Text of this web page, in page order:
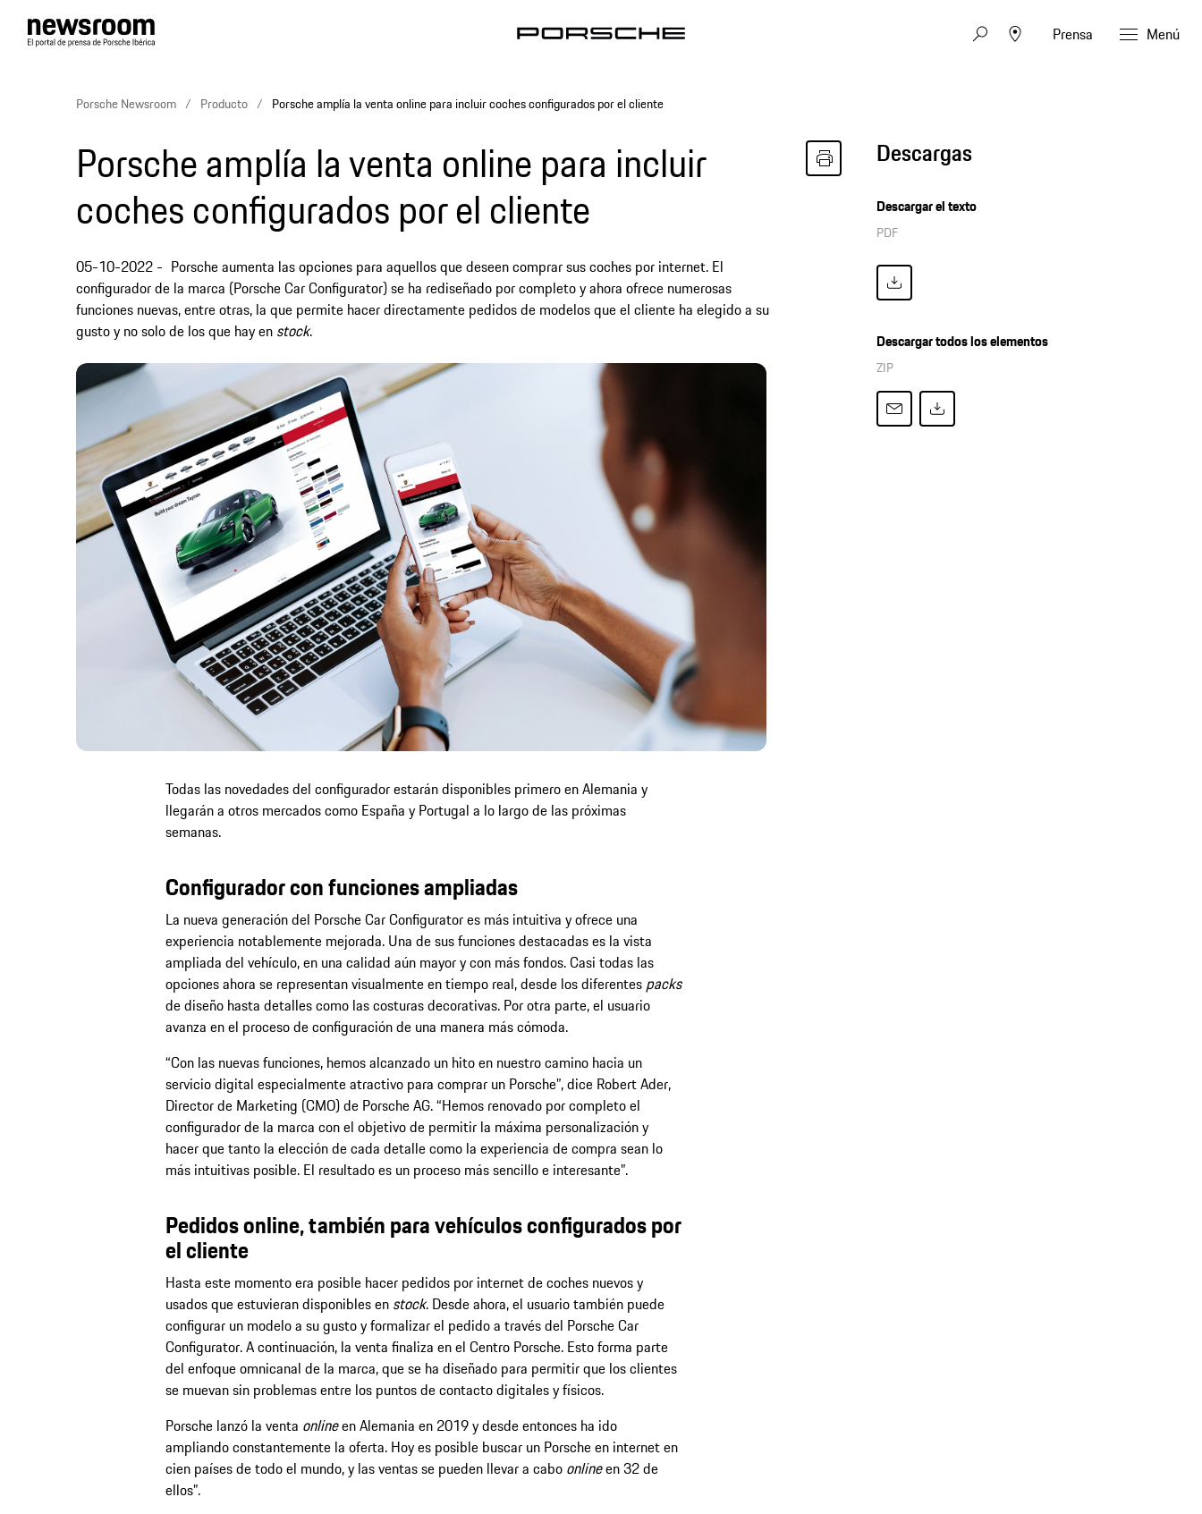
Prensa Menú
Porsche Newsroom Producto Porsche amplía la venta online para incluir coches configurados por el cliente
Porsche amplía la venta online para incluir
coches configurados por el cliente
05-10-2022
Porsche aumenta las opciones para aquellos que deseen comprar sus coches por internet. El
configurador de la marca (Porsche Car Configurator) se ha rediseñado por completo y ahora ofrece numerosas
funciones nuevas, entre otras, la que permite hacer directamente pedidos de modelos que el cliente ha elegido a su
gusto y no solo de los que hay en stock.
Todas las novedades del configurador estarán disponibles primero en Alemania y
llegarán a otros mercados como España y Portugal a lo largo de las próximas
semanas.
Configurador con funciones ampliadas
La nueva generación del Porsche Car Configurator es más intuitiva y ofrece una
experiencia notablemente mejorada. Una de sus funciones destacadas es la vista
ampliada del vehículo, en una calidad aún mayor y con más fondos. Casi todas las
opciones ahora se representan visualmente en tiempo real, desde los diferentes packs
de diseño hasta detalles como las costuras decorativas. Por otra parte, el usuario
avanza en el proceso de configuración de una manera más cómoda.
“Con las nuevas funciones, hemos alcanzado un hito en nuestro camino hacia un
servicio digital especialmente atractivo para comprar un Porsche”, dice Robert Ader,
Director de Marketing (CMO) de Porsche AG. “Hemos renovado por completo el
configurador de la marca con el objetivo de permitir la máxima personalización y
hacer que tanto la elección de cada detalle como la experiencia de compra sean lo
más intuitivas posible. El resultado es un proceso más sencillo e interesante”.
Pedidos online, también para vehículos configurados por
el cliente
Hasta este momento era posible hacer pedidos por internet de coches nuevos y
usados que estuvieran disponibles en stock. Desde ahora, el usuario también puede
configurar un modelo a su gusto y formalizar el pedido a través del Porsche Car
Configurator. A continuación, la venta finaliza en el Centro Porsche. Esto forma parte
del enfoque omnicanal de la marca, que se ha diseñado para permitir que los clientes
se muevan sin problemas entre los puntos de contacto digitales y físicos.
Porsche lanzó la venta onlineen Alemania en 2019 y desde entonces ha ido
ampliando constantemente la oferta. Hoy es posible buscar un Porsche en internet en
cien países de todo el mundo, y las ventas se pueden llevar a cabo onlineen 32 de
ellos”.
Descargas
Descargar el texto
PDF
Descargar todos los elementos
ZIP